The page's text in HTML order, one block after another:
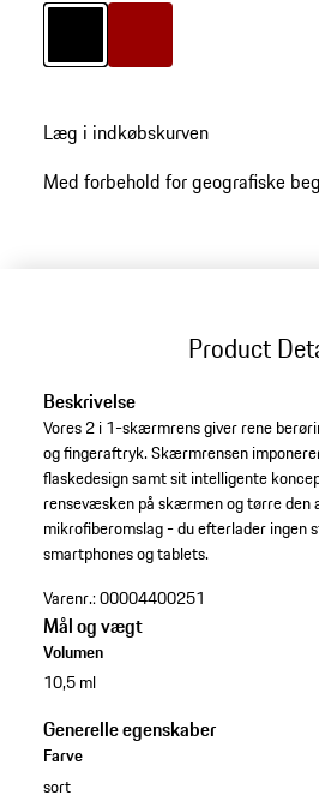
FarvesortFarve rød
Læg i indkøbskurven
Med forbehold for geografiske
Product
Beskrivelse
Vores 2 i 1-skærmrens giver rene
og fingeraftryk. Skærmrensen
flaskedesign samt sit intelligente
rensevæsken på skærmen og tørre den
mikrofiberomslag - du efterlader ingen
smartphones og tablets.
Varenr.:00004400251
Mål og vægt
Volumen
10,5 ml
Generelle egenskaber
Farve
sort